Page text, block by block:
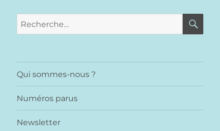
Recherche
pour :
Qui sommes-nous ?
Numéros parus
Newsletter